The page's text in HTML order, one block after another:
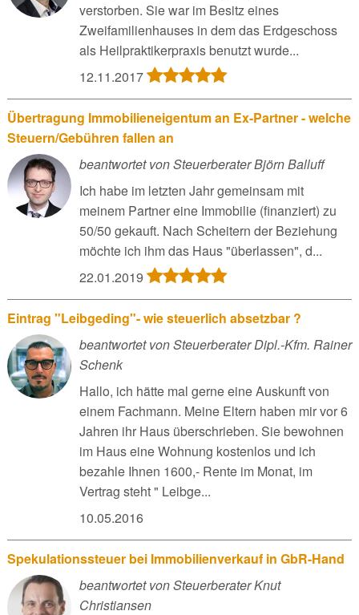
verstorben. Sie war im Besitz eines
Zweifamilienhauses in dem das Erdgeschoss
als Heilpraktikerpraxis benutzt wurde...
12.11.2017
Übertragung Immobilieneigentum an Ex-Partner - welche
Steuern/Gebühren fallen an
beantwortet von Steuerberater Björn Balluff
Ich habe im letzten Jahr gemeinsam mit
meinem Partner eine Immobilie (finanziert) zu
50/50 gekauft. Nach Scheitern der Beziehung
möchte ich ihm das Haus "überlassen", d...
22.01.2019
Eintrag "Leibgeding"- wie steuerlich absetzbar ?
beantwortet von Steuerberater Dipl.-Kfm. Rainer
Schenk
Hallo, ich hätte mal gerne eine Auskunft von
einem Fachmann. Meine Eltern haben mir vor 6
Jahren ihr Haus überschrieben. Sie bewohnen
im Haus eine Wohnung kostenlos und ich
bezahle Ihnen 1600,- Rente im Monat, im
Vertrag steht " Leibge...
10.05.2016
Spekulationssteuer bei Immobilienverkauf in GbR-Hand
beantwortet von Steuerberater Knut
Christiansen